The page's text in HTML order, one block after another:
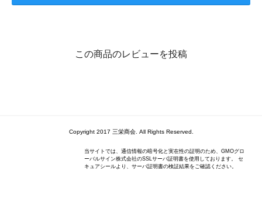
この商品のレビューを投稿
Copyright 2017 三栄商会. All Rights Reserved.
当サイトでは、通信情報の暗号化と実在性の証明のため、GMOグロ
ーバルサイン株式会社のSSLサーバ証明書を使用しております。 セ
キュアシールより、サーバ証明書の検証結果をご確認ください。